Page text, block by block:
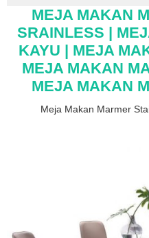
MEJA MAKAN
SRAINLESS |
KAYU | MEJA
MEJA MAKAN
MEJA MAKAN
Meja Makan Marmer